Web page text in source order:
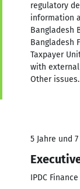
regulatory
information
Bangladesh
Bangladesh
Taxpayer
with external
Other issues.
5 Jahre und
IPDC